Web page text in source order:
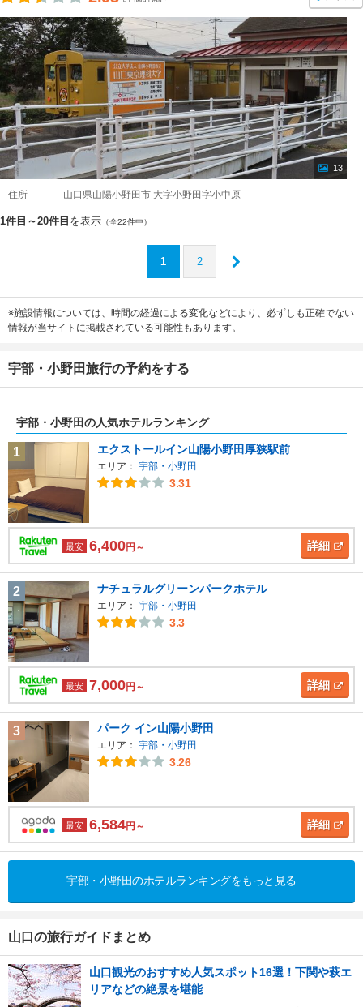
13
住所 山口県山陽小野田市 大字小野田字小中原
1件目～20件目 を表示 （全22件中）
1 2
※施設情報については、時間の経過による変化などにより、必ずしも正確でない
情報が当サイトに掲載されている可能性もあります。
宇部・小野田旅行の予約をする
宇部・小野田の人気ホテルランキング
1 エクストールイン山陽小野田厚狭駅前
エリア： 宇部・小野田
3.31
最安 6,400円～ 詳細
2 ナチュラルグリーンパークホテル
エリア： 宇部・小野田
3.3
最安 7,000円～ 詳細
3 パーク イン山陽小野田
エリア： 宇部・小野田
3.26
最安 6,584円～ 詳細
宇部・小野田のホテルランキングをもっと見る
山口の旅行ガイドまとめ
山口観光のおすすめ人気スポット16選！下関や萩エ
リアなどの絶景を堪能